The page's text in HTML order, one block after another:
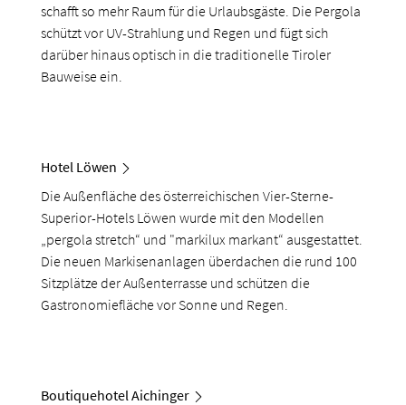
schafft so mehr Raum für die Urlaubsgäste. Die Pergola
schützt vor UV-Strahlung und Regen und fügt sich
darüber hinaus optisch in die traditionelle Tiroler
Bauweise ein.
Hotel Löwen
Die Außenfläche des österreichischen Vier-Sterne-
Superior-Hotels Löwen wurde mit den Modellen
„pergola stretch“ und "markilux markant“ ausgestattet.
Die neuen Markisenanlagen überdachen die rund 100
Sitzplätze der Außenterrasse und schützen die
Gastronomiefläche vor Sonne und Regen.
Boutiquehotel Aichinger